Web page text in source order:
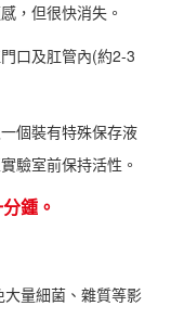
，但很快消失。
口及肛管內(約2-3
個裝有特殊保存液
驗室前保持活性。
鍾。
量細菌、雜質等影